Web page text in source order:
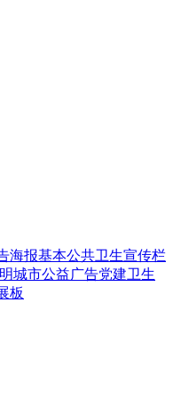
海报基本公共卫生宣传栏
城市公益广告党建卫生
板